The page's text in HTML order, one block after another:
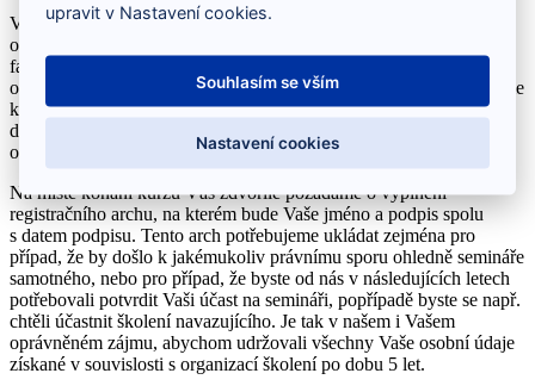
V případě, že se přihlásíte na školení uložíme si Vámi poskytnuté
osobní údaje a zároveň Vás požádáme o jejich doplnění o údaje
fakturační. Protože se jedná o placenou službu, využijeme Vaše
osobní údaje především k vystavení daňového dokladu. Ten musíme
kvůli právní povinnosti archivace udržovat v našem účetnictví po
dobu 10 let. Poskytnuté osobní údaje dále využijeme k
organizačním úkonům spojeným s pořádáním semináře.
Na místě konání kurzu Vás zdvořile požádáme o vyplnění
registračního archu, na kterém bude Vaše jméno a podpis spolu
s datem podpisu. Tento arch potřebujeme ukládat zejména pro
případ, že by došlo k jakémukoliv právnímu sporu ohledně semináře
samotného, nebo pro případ, že byste od nás v následujících letech
potřebovali potvrdit Vaši účast na semináři, popřípadě byste se např.
chtěli účastnit školení navazujícího. Je tak v našem i Vašem
oprávněném zájmu, abychom udržovali všechny Vaše osobní údaje
získané v souvislosti s organizací školení po dobu 5 let.
upravit v Nastavení cookies.
Souhlasím se vším
Nastavení cookies